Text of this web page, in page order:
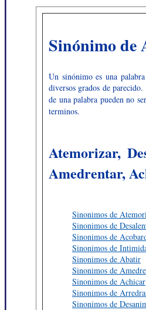
Sinónimo de
Un sinónimo es una
diversos grados de
de una palabra pueden no
terminos.
Atemorizar,
Amedrentar,
Sinonimos de
Sinonimos de
Sinonimos de
Sinonimos de
Sinonimos de Abatir
Sinonimos de
Sinonimos de Achicar
Sinonimos de
Sinonimos de